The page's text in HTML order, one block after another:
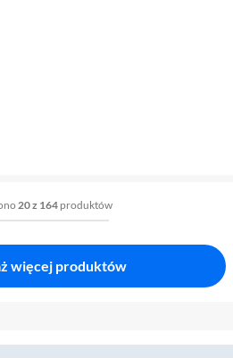
20 z 164 produktów
więcej produktów